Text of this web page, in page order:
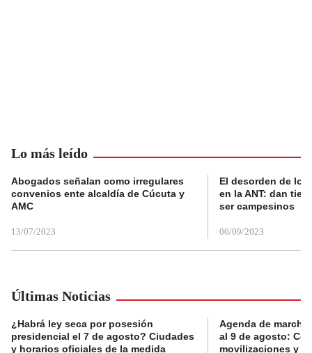
Lo más leído
Abogados señalan como irregulares
convenios ente alcaldía de Cúcuta y
AMC
13/07/2023
El desorden de
en la ANT: dan
ser campesinos
06/09/2023
Últimas Noticias
¿Habrá ley seca por posesión
presidencial el 7 de agosto? Ciudades
y horarios oficiales de la medida
Agenda de
al 9 de agosto:
movilizaciones y